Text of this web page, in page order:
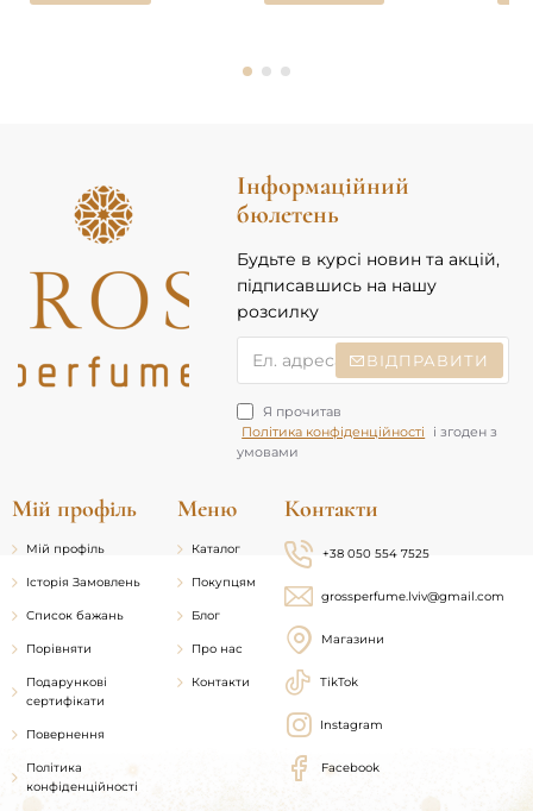
Інформаційний
бюлетень
Будьте в курсі новин та акцій,
підписавшись на нашу
розсилку
адреса
ВІДПРАВИТИ
Я прочитав
Політика конфіденційності
і згоден з
умовами
Мій профіль
Мій профіль
Історія Замовлень
Список бажань
Порівняти
Подарункові
сертифікати
Повернення
Політика
конфіденційності
Меню
Каталог
Покупцям
Блог
Про нас
Контакти
Контакти
+38 050 554 7525
grossperfume.lviv@gmail.com
Магазини
TikTok
Instagram
Facebook